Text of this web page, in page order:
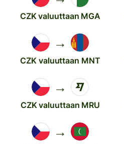
CZK valuuttaan MGA
→
CZK valuuttaan MNT
→
CZK valuuttaan MRU
→